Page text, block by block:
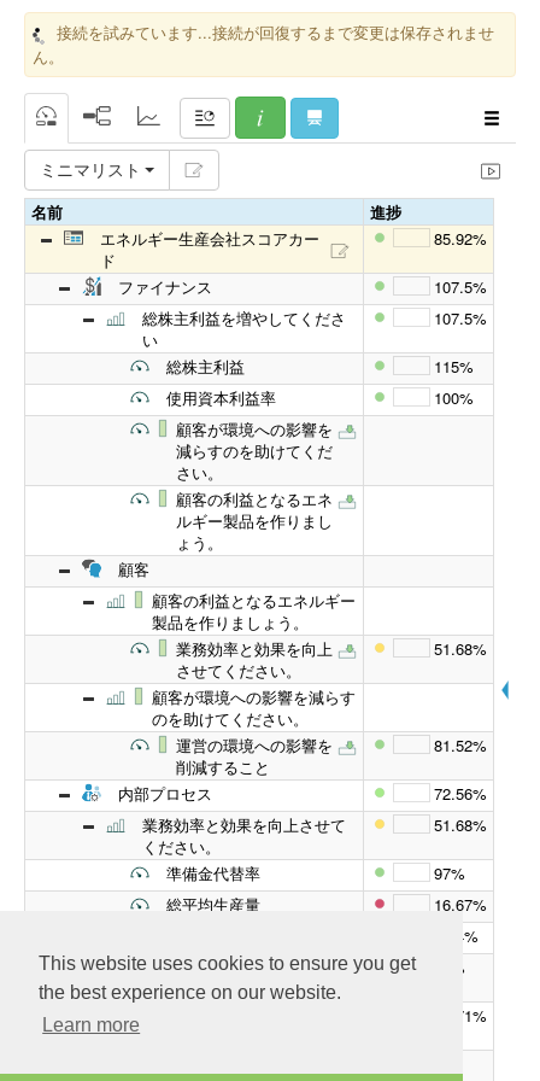
This website uses cookies to ensure you get
the best experience on our website.
Learn more
接続を試みています...接続が回復するまで変更は保存されませ
ん。
ミニマリスト
名前
進捗
エネルギー生産会社スコアカー
ド
85.92%
ファイナンス
107.5%
総株主利益を増やしてくださ
い
107.5%
総株主利益
115%
使用資本利益率
100%
顧客が環境への影響を
減らすのを助けてくだ
さい。
顧客の利益となるエネ
ルギー製品を作りまし
ょう。
顧客
顧客の利益となるエネルギー
製品を作りましょう。
業務効率と効果を向上
させてください。
51.68%
顧客が環境への影響を減らす
のを助けてください。
運営の環境への影響を
削減すること
81.52%
内部プロセス
72.56%
業務効率と効果を向上させて
ください。
51.68%
準備金代替率
97%
総平均生産量
16.67%
89.4%
コストを見つけることと開
発コスト
20%
77.71%